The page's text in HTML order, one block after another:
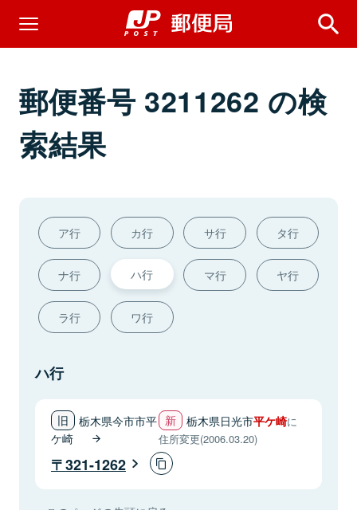
郵便番号 3211262 の検
索結果
ア行 カ行 サ行 タ行
ナ行 ハ行 マ行 ヤ行
ラ行 ワ行
ハ行
栃木県今市市平
ケ崎
栃木県日光市平ケ崎に
住所変更(2006.03.20)
321-1262